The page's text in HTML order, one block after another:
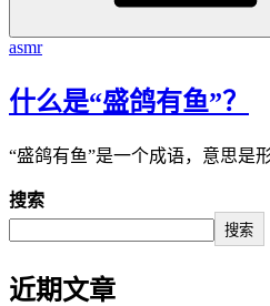
asmr
什么是“盛鸽有鱼”？
“盛鸽有鱼”是一个成语，意思是
搜索
搜索
近期文章